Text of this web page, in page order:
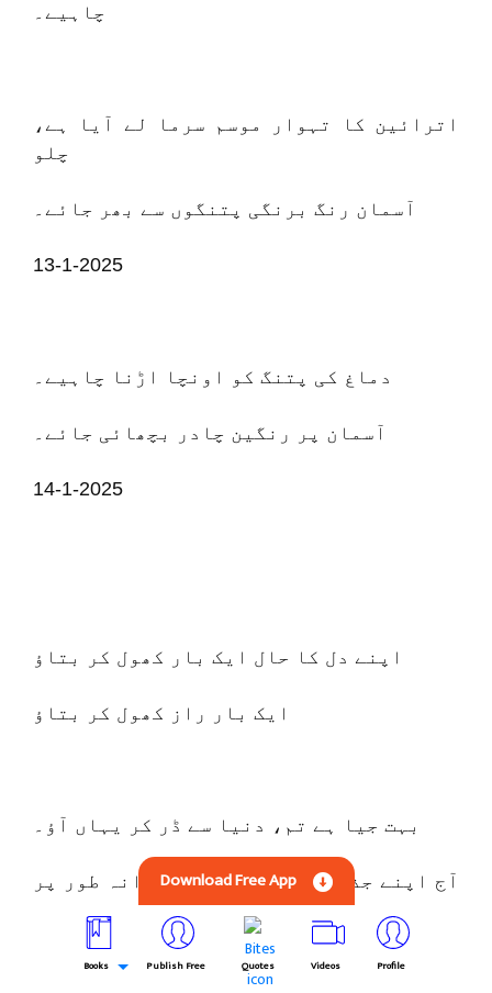
چاہیے۔
اترائین کا تہوار موسم سرما لے آیا ہے،
چلو
آسمان رنگ برنگی پتنگوں سے بھر جائے۔
13-1-2025
دماغ کی پتنگ کو اونچا اڑنا چاہیے۔
آسمان پر رنگین چادر بچھائی جائے۔
14-1-2025
اپنے دل کا حال ایک بار کھول کر بتاؤ
ایک بار راز کھول کر بتاؤ
بہت جیا ہے تم، دنیا سے ڈر کر یہاں آؤ۔
آج اپنے جذبات کو ایک بار آزادانہ طور پر
Download Free App
Books Publish Free Quotes Videos Profile